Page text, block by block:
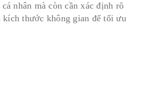
nhân mà còn cần xác định rõ
kích thước không gian để tối ưu